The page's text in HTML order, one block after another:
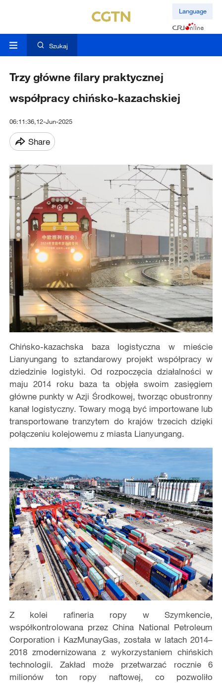
Language
Szukaj
Trzy główne filary praktycznej
współpracy chińsko-kazachskiej
06:11:36,12-Jun-2025
Share
Chińsko-kazachska baza logistyczna w mieście
Lianyungang to sztandarowy projekt współpracy w
dziedzinie logistyki. Od rozpoczęcia działalności w
maju 2014 roku baza ta objęła swoim zasięgiem
główne punkty w Azji Środkowej, tworząc obustronny
kanał logistyczny. Towary mogą być importowane lub
transportowane tranzytem do krajów trzecich dzięki
połączeniu kolejowemu z miasta Lianyungang.
Z kolei rafineria ropy w Szymkencie,
współkontrolowana przez China National Petroleum
Corporation i KazMunayGas, została w latach 2014–
2018 zmodernizowana z wykorzystaniem chińskich
technologii. Zakład może przetwarzać rocznie 6
milionów ton ropy naftowej, co pozwoliło